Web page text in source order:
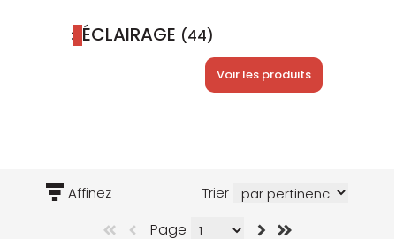
ÉCLAIRAGE (44)
Voir les produits
Affinez Trier
Page